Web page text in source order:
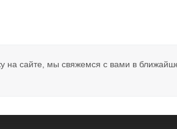
на сайте, мы свяжемся с вами в